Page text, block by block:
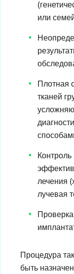
или
Плотная
тканей
Контроль
лечения
лучевая
Процедура
быть